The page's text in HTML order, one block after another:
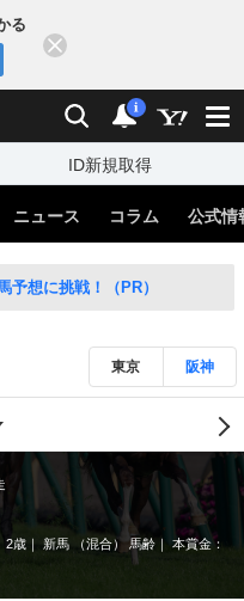
る
検索 通知
i
ID新規取得
ニュース コラム 公式情
予想に挑戦！（PR）
東京 阪神
2歳 新馬 （混合） 馬齢
本賞金：